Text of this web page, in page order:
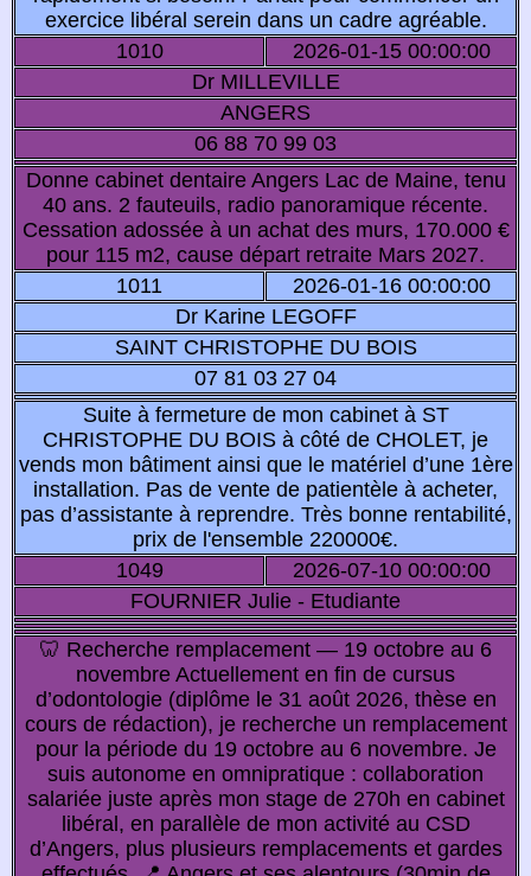
exercice libéral serein dans un cadre agréable.
1010
2026-01-15 00:00:00
Dr MILLEVILLE
ANGERS
06 88 70 99 03
Donne cabinet dentaire Angers Lac de Maine, tenu
40 ans. 2 fauteuils, radio panoramique récente.
Cessation adossée à un achat des murs, 170.000 €
pour 115 m2, cause départ retraite Mars 2027.
1011
2026-01-16 00:00:00
Dr Karine LEGOFF
SAINT CHRISTOPHE DU BOIS
07 81 03 27 04
Suite à fermeture de mon cabinet à ST
CHRISTOPHE DU BOIS à côté de CHOLET, je
vends mon bâtiment ainsi que le matériel d’une 1ère
installation. Pas de vente de patientèle à acheter,
pas d’assistante à reprendre. Très bonne rentabilité,
prix de l'ensemble 220000€.
1049
2026-07-10 00:00:00
FOURNIER Julie - Etudiante
🦷 Recherche remplacement — 19 octobre au 6
novembre Actuellement en fin de cursus
d’odontologie (diplôme le 31 août 2026, thèse en
cours de rédaction), je recherche un remplacement
pour la période du 19 octobre au 6 novembre. Je
suis autonome en omnipratique : collaboration
salariée juste après mon stage de 270h en cabinet
libéral, en parallèle de mon activité au CSD
d’Angers, plus plusieurs remplacements et gardes